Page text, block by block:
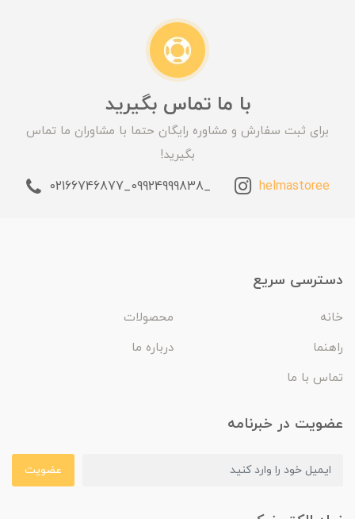
با ما تماس بگیرید
برای ثبت سفارش و مشاوره رایگان حتما با مشاوران ما تماس
بگیرید!
helmastoree
_09924999838_02166746877
دسترسی سریع
خانه
محصولات
راهنما
درباره ما
تماس با ما
عضویت در خبرنامه
عضویت